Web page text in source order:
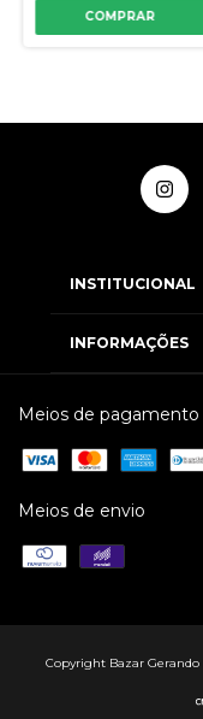
COMPRAR
INSTITUCIONAL
INFORMAÇÕES
Meios de pagamento
Meios de envio
Copyright Bazar Gerando